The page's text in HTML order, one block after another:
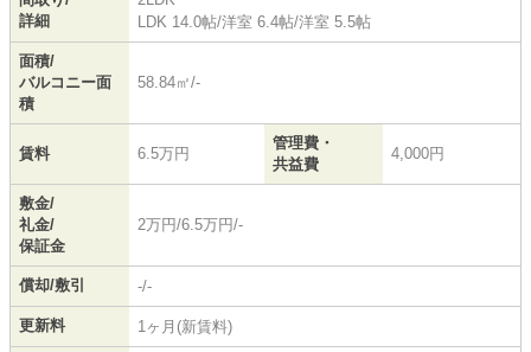
詳細
LDK 14.0帖/洋室 6.4帖/洋室 5.5帖
面積/
バルコニー面
積
58.84㎡/-
賃料 6.5万円
管理費・
共益費
4,000円
敷金/
礼金/
保証金
2万円/6.5万円/-
償却/敷引 -/-
更新料 1ヶ月(新賃料)